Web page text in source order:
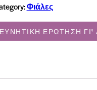
Φιάλες